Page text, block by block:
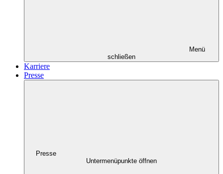
Menü
schließen
Karriere
Presse
Presse
Untermenüpunkte öffnen